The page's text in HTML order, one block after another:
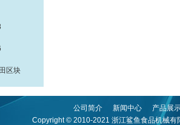
区块
公司简介 新闻中心
产品展
Copyright © 2010-2021 浙江鲨鱼食品机械有